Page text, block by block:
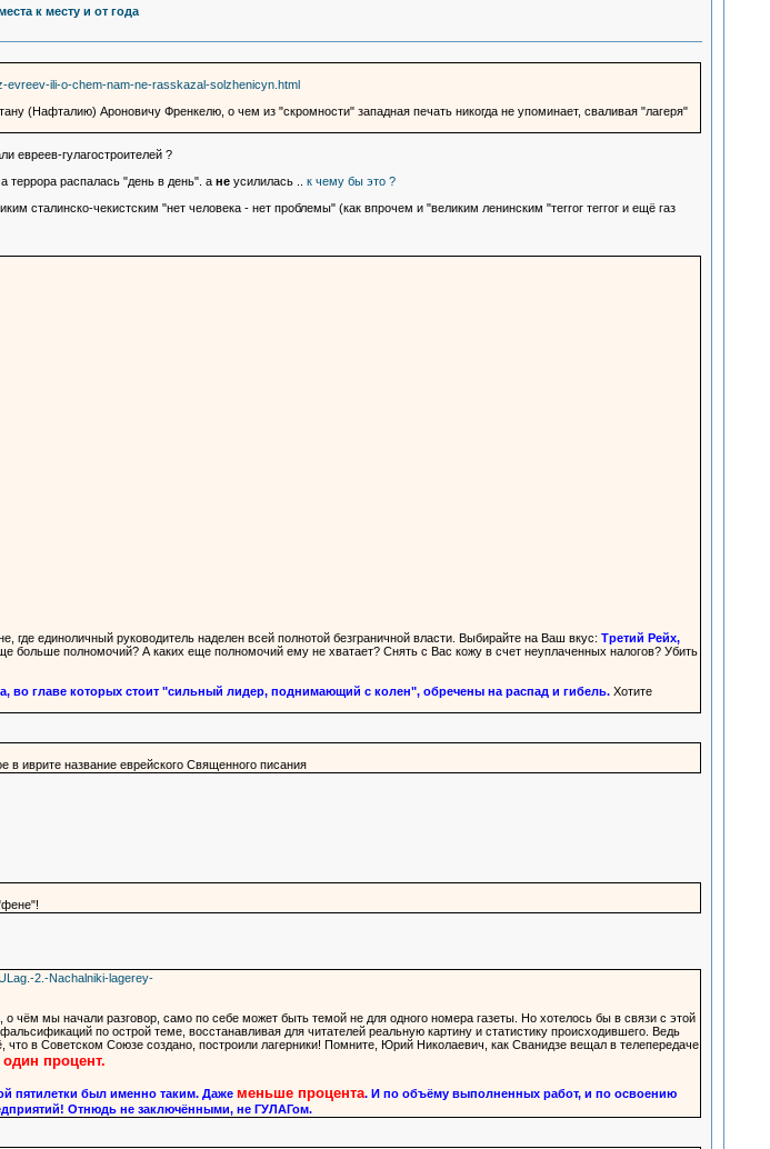
к месту и от года
ili-o-chem-nam-ne-rasskazal-solzhenicyn.html
(Нафталию) Ароновичу Френкелю, о чем из "скромности" западная печать никогда не упоминает, сваливая "лагеря"
евреев-гулагостроителей ?
террора распалась "день в день". а неусилилась .. к чему бы это ?
сталинско-чекистским "нет человека - нет проблемы" (как впрочем и "великим ленинским "теrrог теггог и ещё газ
единоличный руководитель наделен всей полнотой безграничной власти. Выбирайте на Ваш вкус: Третий Рейх,
больше полномочий? А каких еще полномочий ему не хватает? Снять с Вас кожу в счет неуплаченных налогов? Убить
которых стоит "сильный лидер, поднимающий с колен", обречены на распад и гибель.Хотите
в иврите название еврейского Священного писания
2.-Nachalniki-lagerey-
чём мы начали разговор, само по себе может быть темой не для одного номера газеты. Но хотелось бы в связи с этой
по острой теме, восстанавливая для читателей реальную картину и статистику происходившего. Ведь
в Советском Союзе создано, построили лагерники! Помните, Юрий Николаевич, как Сванидзе вещал в телепередаче
один процент.
пятилетки был именно таким. Даже меньше процента. И по объёму выполненных работ, и по освоению
Отнюдь не заключёнными, не ГУЛАГом.